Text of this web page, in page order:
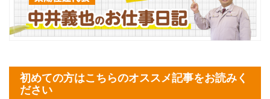
初めての方はこちらのオススメ記事をお読みく
ださい